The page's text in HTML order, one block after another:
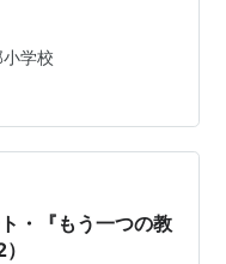
学校
・『もう一つの教